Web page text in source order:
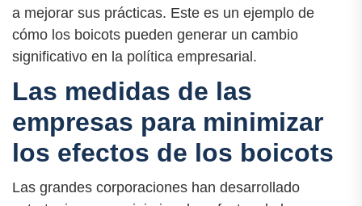
a mejorar sus prácticas. Este es un ejemplo de
cómo los boicots pueden generar un cambio
significativo en la política empresarial.
Las medidas de las
empresas para minimizar
los efectos de los boicots
Las grandes corporaciones han desarrollado